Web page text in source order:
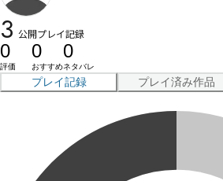
3 公開プレイ記録
0
評価
0
おすすめ
0
ネタバレ
プレイ記録 プレイ済み作品